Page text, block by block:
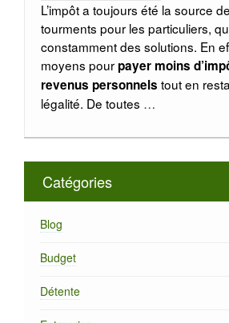
L’impôt a toujours été la source
tourments pour les particuliers,
constamment des solutions. En
moyens pourpayer moins
revenus personnels tout en
légalité. De toutes …
Catégories
Blog
Budget
Détente